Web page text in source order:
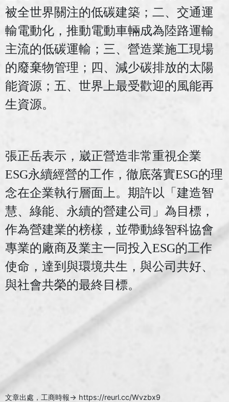
被全世界關注的低碳建築；二、交通運
輸電動化，推動電動車輛成為陸路運輸
主流的低碳運輸；三、營造業施工現場
的廢棄物管理；四、減少碳排放的太陽
能資源；五、世界上最受歡迎的風能再
生資源。
張正岳表示，崴正營造非常重視企業
ESG永續經營的工作，徹底落實ESG的理
念在企業執行層面上。期許以「建造智
慧、綠能、永續的營建公司」為目標，
作為營建業的榜樣，並帶動綠智科協會
專業的廠商及業主一同投入ESG的工作
使命，達到與環境共生，與公司共好、
與社會共榮的最終目標。
文章出處，工商時報→ https://reurl.cc/Wvzbx9